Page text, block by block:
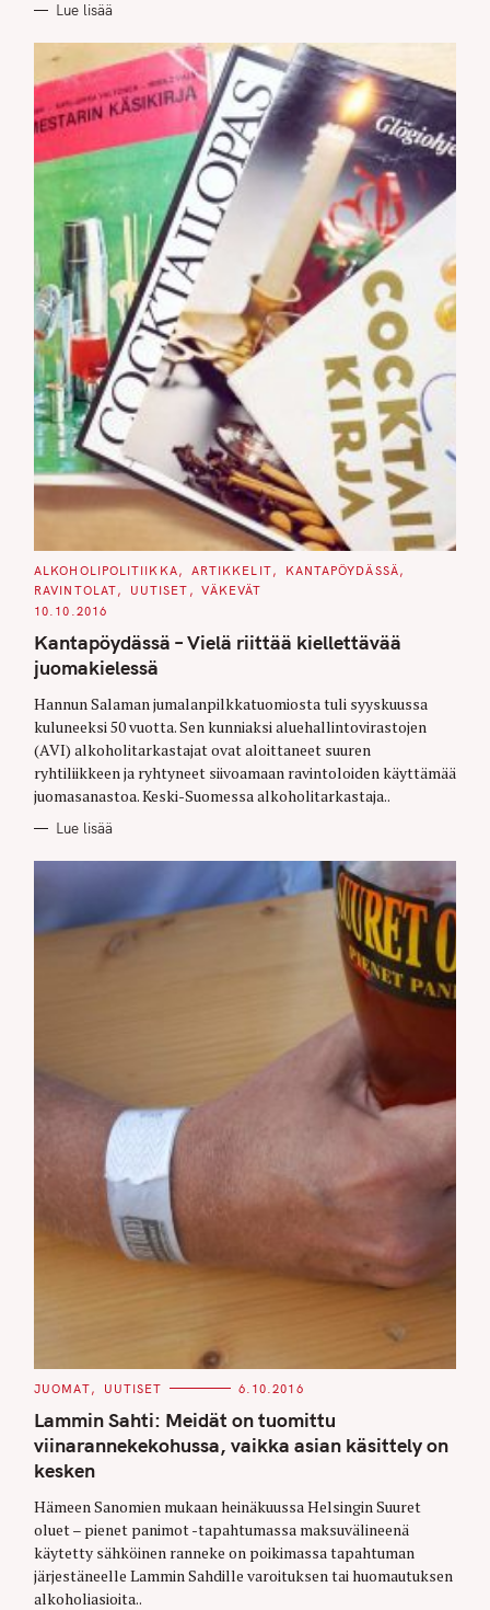
Lue lisää
C
T
E
O
R
I
E
ALKOHOLIPOLITIIKKA ARTIKKELIT
KANTAPÖYDÄSSÄ
RAVINTOLAT
UUTISET
VÄKEVÄT
10.10.2016
Kantapöydässä – Vielä riittää kiellettävää
juomakielessä
Hannun Salaman jumalanpilkkatuomiosta tuli syyskuussa
kuluneeksi 50 vuotta. Sen kunniaksi aluehallintovirastojen
(AVI) alkoholitarkastajat ovat aloittaneet suuren
ryhtiliikkeen ja ryhtyneet siivoamaan ravintoloiden käyttämää
juomasanastoa. Keski-Suomessa alkoholitarkastaja..
Lue lisää
C
T
E
G
O
R
I
S
JUOMAT UUTISET 6.10.2016
Lammin Sahti: Meidät on tuomittu
viinarannekekohussa, vaikka asian käsittely on
kesken
Hämeen Sanomien mukaan heinäkuussa Helsingin Suuret
oluet – pienet panimot -tapahtumassa maksuvälineenä
käytetty sähköinen ranneke on poikimassa tapahtuman
järjestäneelle Lammin Sahdille varoituksen tai huomautuksen
alkoholiasioita..
a
r